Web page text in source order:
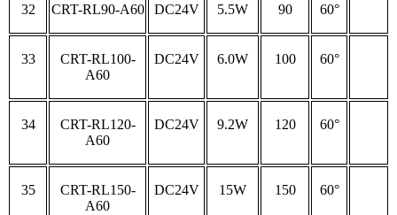
32 CRT-RL90-A60 DC24V 5.5W 90 60°
33
CRT-RL100-
A60
DC24V 6.0W 100 60°
34
CRT-RL120-
A60
DC24V 9.2W 120 60°
35
CRT-RL150-
A60
DC24V 15W 150 60°